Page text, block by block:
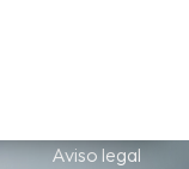
Aviso legal